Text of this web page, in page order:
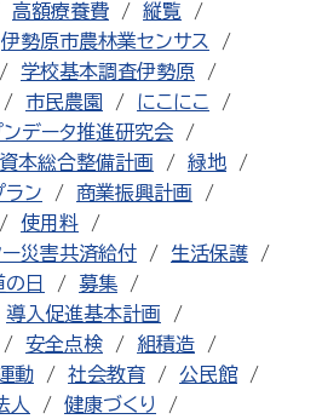
高額療養費
縦覧
伊勢原市農林業センサス
学校基本調査伊勢原
市民農園
にこにこ
データ推進研究会
本総合整備計画
緑地
ン
商業振興計画
使用料
ー災害共済給付
生活保護
の日
募集
導入促進基本計画
安全点検
組積造
動 社会教育
公民館
人
健康づくり